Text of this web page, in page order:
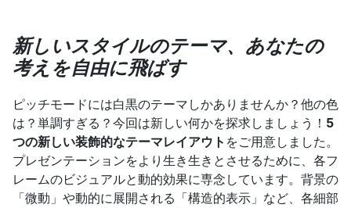
新しいスタイルのテーマ、あなたの
考えを自由に飛ばす
ピッチモードには白黒のテーマしかありませんか？他の色
は？単調すぎる？今回は新しい何かを探求しましょう！ 5
つの新しい装飾的なテーマレイアウト をご用意しました。
プレゼンテーションをより生き生きとさせるために、各フ
レームのビジュアルと動的効果に専念しています。背景の
「微動」や動的に展開される「構造的表示」など、各細部